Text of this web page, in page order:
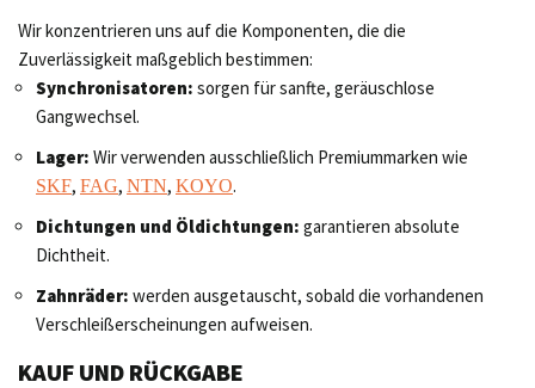
Wir konzentrieren uns auf die Komponenten, die die
Zuverlässigkeit maßgeblich bestimmen:
Synchronisatoren: sorgen für sanfte, geräuschlose
Gangwechsel.
Lager: Wir verwenden ausschließlich Premiummarken wie
SKF, FAG, NTN, KOYO.
Dichtungen und Öldichtungen: garantieren absolute
Dichtheit.
Zahnräder: werden ausgetauscht, sobald die vorhandenen
Verschleißerscheinungen aufweisen.
KAUF UND RÜCKGABE